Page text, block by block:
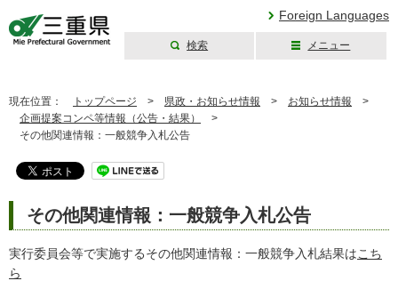
Foreign Languages
検索 メニュー
現在位置： トップページ > 県政・お知らせ情報 > お知らせ情報 >
企画提案コンペ等情報（公告・結果）
>
その他関連情報：一般競争入札公告
その他関連情報：一般競争入札公告
実行委員会等で実施するその他関連情報：一般競争入札結果はこち
ら